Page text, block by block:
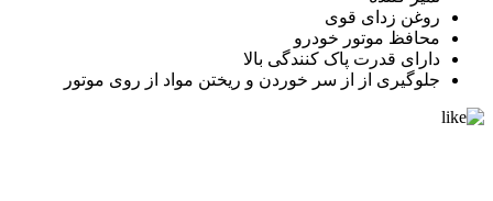
روغن زدای قوی
محافظ موتور خودرو
دارای قدرت پاک کنندگی بالا
جلوگیری از از سر خوردن و ریختن مواد از روی موتور